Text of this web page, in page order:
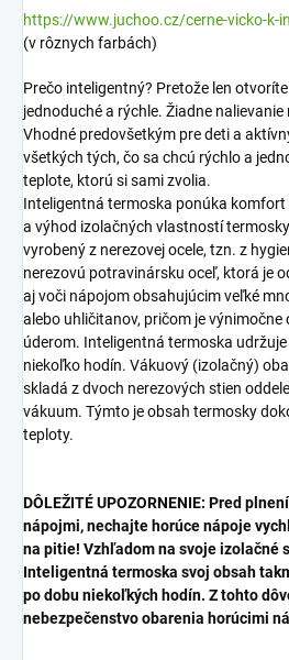
https://www.juchoo.cz/cerne-vicko-k-
(v rôznych farbách)
Prečo inteligentný? Pretože len
jednoduché a rýchle. Žiadne
Vhodné predovšetkým pre deti a
všetkých tých, čo sa chcú rýchlo a
teplote, ktorú si sami zvolia.
Inteligentná termoska ponúka
a výhod izolačných vlastností
vyrobený z nerezovej ocele, tzn. z
nerezovú potravinársku oceľ, ktorá je
aj voči nápojom obsahujúcim veľké
alebo uhličitanov, pričom je
úderom. Inteligentná termoska
niekoľko hodín. Vákuový (izolačný)
skladá z dvoch nerezových stien
vákuum. Týmto je obsah termosky
teploty.
DÔLEŽITÉ UPOZORNENIE: Pred
nápojmi, nechajte horúce nápoje
na pitie! Vzhľadom na svoje izolačné
Inteligentná termoska svoj obsah
po dobu niekoľkých hodín. Z tohto
nebezpečenstvo obarenia horúcimi